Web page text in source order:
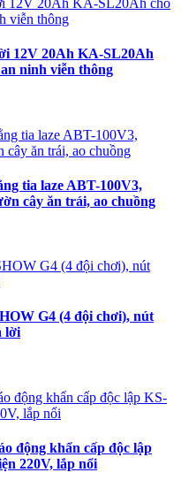
12V 20Ah KA-SL20Ah
ninh viễn thông
tia laze ABT-100V3,
cây ăn trái, ao chuồng
G4 (4 đội chơi), nút
lời
động khẩn cấp độc lập
220V, lắp nổi